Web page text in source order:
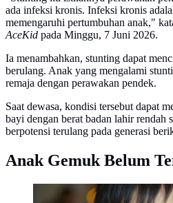
ada infeksi kronis. Infeksi kronis
memengaruhi pertumbuhan anak,"
AceKid pada Minggu, 7 Juni 2026.
Ia menambahkan, stunting dapat
berulang. Anak yang mengalami
remaja dengan perawakan pendek.
Saat dewasa, kondisi tersebut dapat
bayi dengan berat badan lahir rendah
berpotensi terulang pada generasi
Anak Gemuk Belum
Dokter Spesialis Anak